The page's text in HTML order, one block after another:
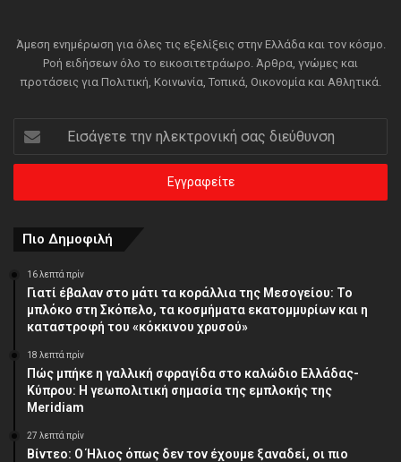
Άμεση ενημέρωση για όλες τις εξελίξεις στην Ελλάδα και τον κόσμο.
Ροή ειδήσεων όλο το εικοσιτετράωρο. Άρθρα, γνώμες και
προτάσεις για Πολιτική, Κοινωνία, Τοπικά, Οικονομία και Αθλητικά.
την
ηλεκτρονική
διεύθυνση
Πιο Δημοφιλή
16 λεπτά πρίν
Γιατί έβαλαν στο μάτι τα κοράλλια της Μεσογείου: Το
μπλόκο στη Σκόπελο, τα κοσμήματα εκατομμυρίων και η
καταστροφή του «κόκκινου χρυσού»
18 λεπτά πρίν
Πώς μπήκε η γαλλική σφραγίδα στο καλώδιο Ελλάδας-
Κύπρου: Η γεωπολιτική σημασία της εμπλοκής της
Meridiam
27 λεπτά πρίν
Βίντεο: Ο Ήλιος όπως δεν τον έχουμε ξαναδεί, οι πιο